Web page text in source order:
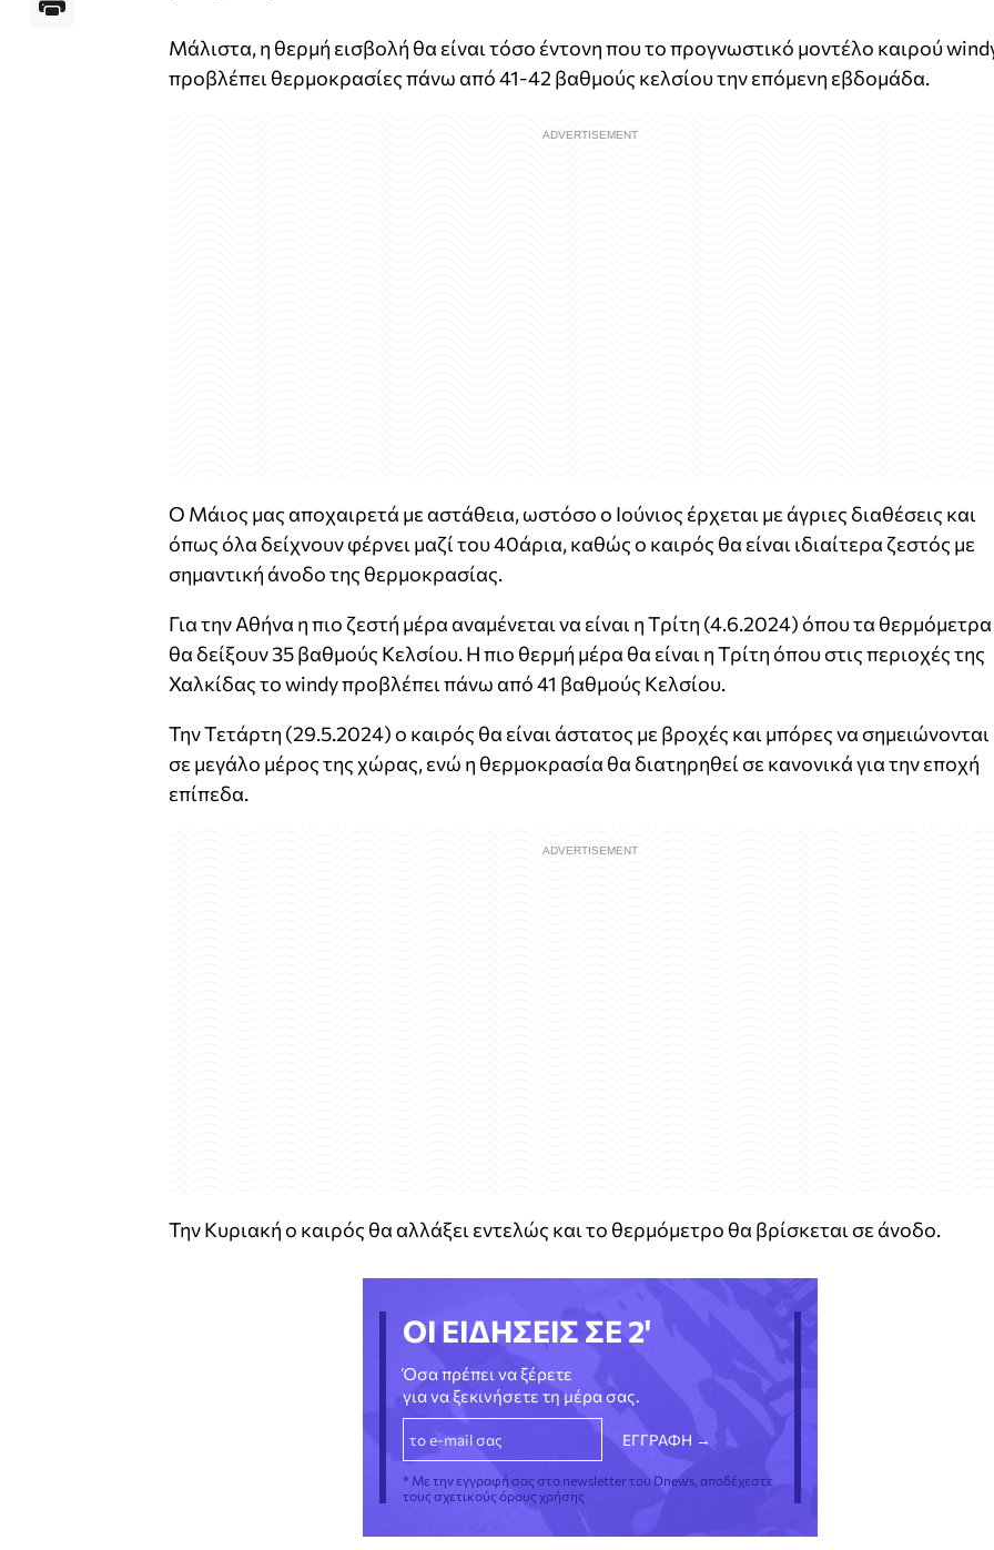
Μάλιστα, η θερμή εισβολή θα είναι τόσο έντονη που το προγνωστικό μοντέλο καιρού
προβλέπει θερμοκρασίες πάνω από 41-42 βαθμούς κελσίου την επόμενη εβδομάδα.
Ο Μάιος μας αποχαιρετά με αστάθεια, ωστόσο ο Ιούνιος έρχεται με άγριες διαθέσεις και
όπως όλα δείχνουν φέρνει μαζί του 40άρια, καθώς ο καιρός θα είναι ιδιαίτερα ζεστός με
σημαντική άνοδο της θερμοκρασίας.
Για την Αθήνα η πιο ζεστή μέρα αναμένεται να είναι η Τρίτη (4.6.2024) όπου τα θερμόμετρα
θα δείξουν 35 βαθμούς Κελσίου. Η πιο θερμή μέρα θα είναι η Τρίτη όπου στις περιοχές της
Χαλκίδας το windy προβλέπει πάνω από 41 βαθμούς Κελσίου.
Την Τετάρτη (29.5.2024) ο καιρός θα είναι άστατος με βροχές και μπόρες να σημειώνονται
σε μεγάλο μέρος της χώρας, ενώ η θερμοκρασία θα διατηρηθεί σε κανονικά για την εποχή
επίπεδα.
Την Κυριακή ο καιρός θα αλλάξει εντελώς και το θερμόμετρο θα βρίσκεται σε άνοδο.
ΟΙ ΕΙΔΗΣΕΙΣ ΣΕ 2'
Όσα πρέπει να ξέρετε
για να ξεκινήσετε τη μέρα σας.
* Με την εγγραφή σας στο newsletter του Dnews, αποδέχεστε
τους σχετικούς όρους χρήσης